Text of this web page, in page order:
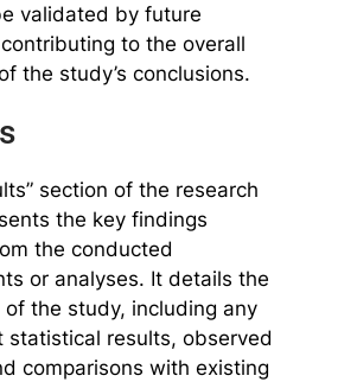
validated by future
to the overall
the study’s conclusions.
section of the research
the key findings
the conducted
or analyses. It details the
of the study, including any
statistical results, observed
comparisons with existing